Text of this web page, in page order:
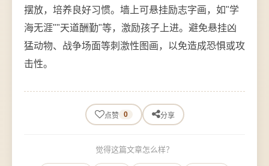
摆放，培养良好习惯。墙上可悬挂励志字画，如"学
海无涯""天道酬勤"等，激励孩子上进。避免悬挂凶
猛动物、战争场面等刺激性图画，以免造成恐惧或攻
击性。
点赞 0 分享
觉得这篇文章怎么样？